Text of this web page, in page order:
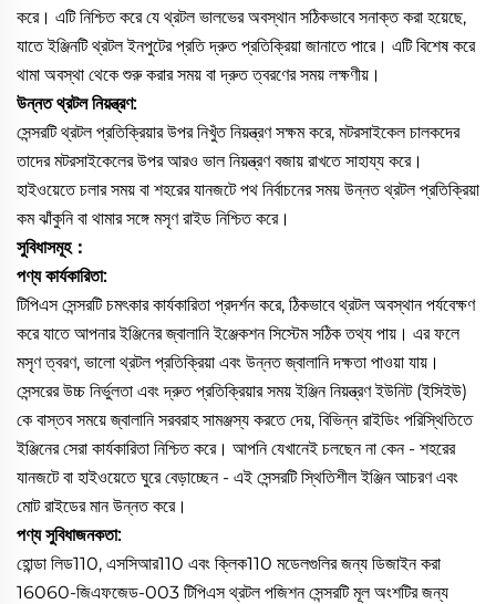
করে। এটি নিশ্চিত করে যে থ্রটল ভালভের অবস্থান সঠিকভাবে সনাক্ত করা হয়েছে,
যাতে ইঞ্জিনটি থ্রটল ইনপুটের প্রতি দ্রুত প্রতিক্রিয়া জানাতে পারে। এটি বিশেষ করে
থামা অবস্থা থেকে শুরু করার সময় বা দ্রুত ত্বরণের সময় লক্ষণীয়।
উন্নত থ্রটল নিয়ন্ত্রণ:
সেন্সরটি থ্রটল প্রতিক্রিয়ার উপর নিখুঁত নিয়ন্ত্রণ সক্ষম করে, মটরসাইকেল চালকদের
তাদের মটরসাইকেলের উপর আরও ভাল নিয়ন্ত্রণ বজায় রাখতে সাহায্য করে।
হাইওয়েতে চলার সময় বা শহরের যানজটে পথ নির্বাচনের সময় উন্নত থ্রটল প্রতিক্রিয়া
কম ঝাঁকুনি বা থামার সঙ্গে মসৃণ রাইড নিশ্চিত করে।
সুবিধাসমূহ：
পণ্য কার্যকারিতা:
টিপিএস সেন্সরটি চমৎকার কার্যকারিতা প্রদর্শন করে, ঠিকভাবে থ্রটল অবস্থান পর্যবেক্ষণ
করে যাতে আপনার ইঞ্জিনের জ্বালানি ইঞ্জেকশন সিস্টেম সঠিক তথ্য পায়। এর ফলে
মসৃণ ত্বরণ, ভালো থ্রটল প্রতিক্রিয়া এবং উন্নত জ্বালানি দক্ষতা পাওয়া যায়।
সেন্সরের উচ্চ নির্ভুলতা এবং দ্রুত প্রতিক্রিয়ার সময় ইঞ্জিন নিয়ন্ত্রণ ইউনিট (ইসিইউ)
কে বাস্তব সময়ে জ্বালানি সরবরাহ সামঞ্জস্য করতে দেয়, বিভিন্ন রাইডিং পরিস্থিতিতে
ইঞ্জিনের সেরা কার্যকারিতা নিশ্চিত করে। আপনি যেখানেই চলছেন না কেন - শহরের
যানজটে বা হাইওয়েতে ঘুরে বেড়াচ্ছেন - এই সেন্সরটি স্থিতিশীল ইঞ্জিন আচরণ এবং
মোট রাইডের মান উন্নত করে।
পণ্য সুবিধাজনকতা:
হোন্ডা লিড110, এসসিআর110 এবং ক্লিক110 মডেলগুলির জন্য ডিজাইন করা
16060-জিএফজেড-003 টিপিএস থ্রটল পজিশন সেন্সরটি মূল অংশটির জন্য